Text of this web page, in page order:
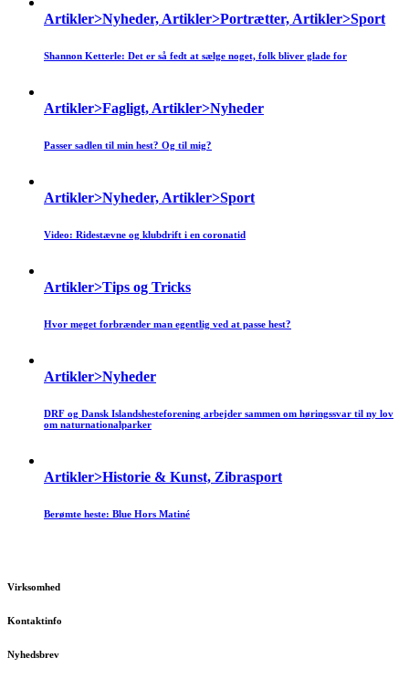
Artikler>Nyheder, Artikler>Portrætter, Artikler>Sport
Shannon Ketterle: Det er så fedt at sælge noget, folk bliver glade for
Artikler>Fagligt, Artikler>Nyheder
Passer sadlen til min hest? Og til mig?
Artikler>Nyheder, Artikler>Sport
Video: Ridestævne og klubdrift i en coronatid
Artikler>Tips og Tricks
Hvor meget forbrænder man egentlig ved at passe hest?
Artikler>Nyheder
DRF og Dansk Islandshesteforening arbejder sammen om høringssvar til ny lov
om naturnationalparker
Artikler>Historie & Kunst, Zibrasport
Berømte heste: Blue Hors Matiné
Virksomhed
Kontaktinfo
Nyhedsbrev